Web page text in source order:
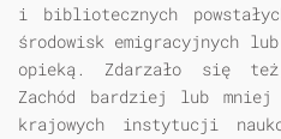
i bibliotecznych
środowisk emigracyjnych
opieką. Zdarzało się
Zachód bardziej lub
krajowych instytucji